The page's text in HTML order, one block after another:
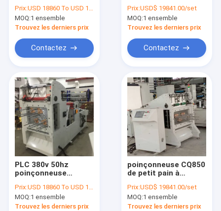
poinçonneuse de
tasse de papier 100-
900g/M2
Prix:USD 18860 To USD 19000 Per Set
MOQ:1 ensemble
Trouvez les derniers prix
Contactez
850mm 150-200
fois/minute
Prix:USD$ 19841.00/set
MOQ:1 ensemble
Trouvez les derniers prix
Contactez
PLC 380v 50hz
poinçonneuse
de tasse de papier de
3 phases
Prix:USD 18860 To USD 19000 Per Set
MOQ:1 ensemble
Trouvez les derniers prix
poinçonneuse CQ850
de petit pain à
tasse de papier de
1300mm
Prix:USD$ 19841.00/set
MOQ:1 ensemble
Trouvez les derniers prix